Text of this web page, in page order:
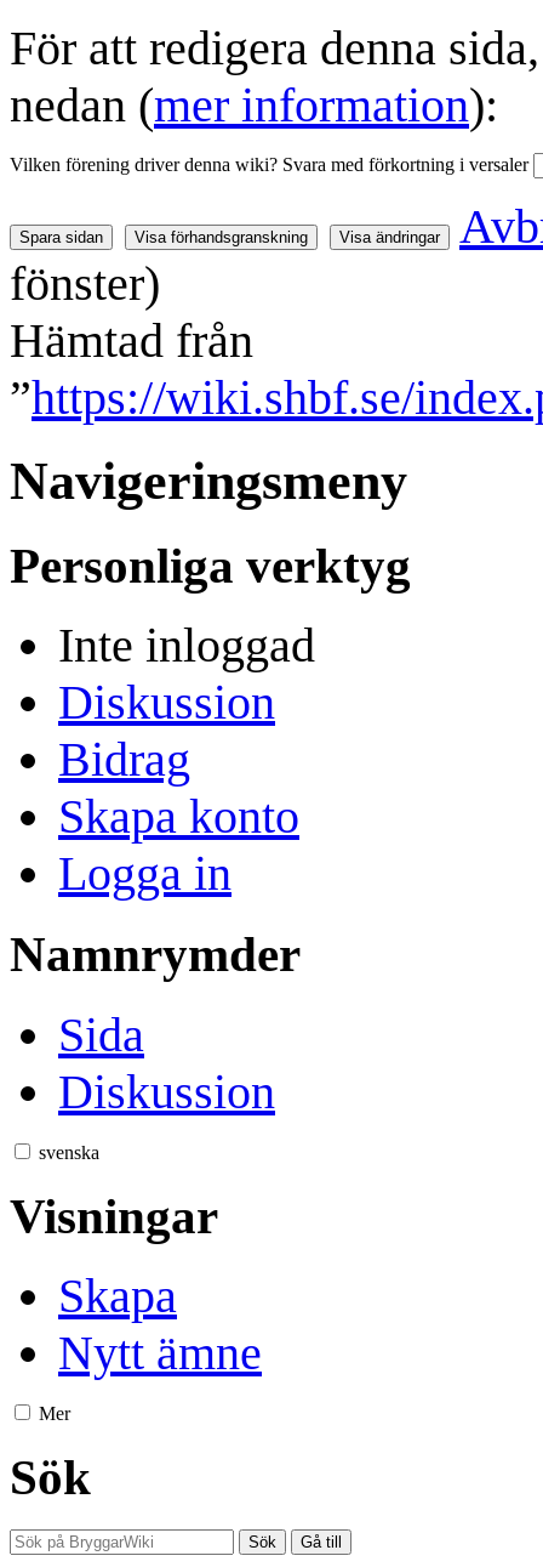
För att redigera denna
nedan (mer information):
Vilken förening driver denna wiki? Svara med förkortning i versaler
fönster)
Hämtad från
”https://wiki.shbf.se/
Navigeringsmeny
Personliga verktyg
Inte inloggad
Diskussion
Bidrag
Skapa konto
Logga in
Namnrymder
Sida
Diskussion
svenska
Visningar
Skapa
Nytt ämne
Mer
Sök